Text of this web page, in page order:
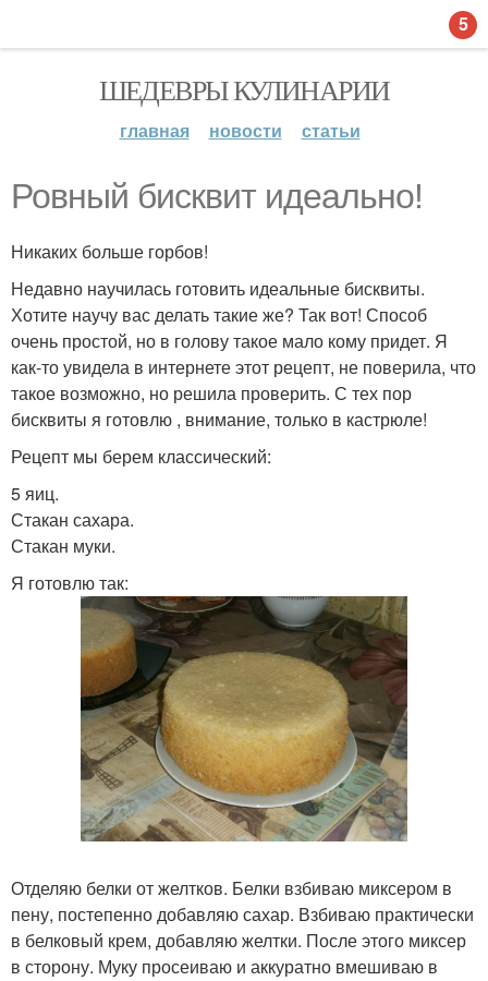
ШЕДЕВРЫ КУЛИНАРИИ
главная новости статьи
Ровный бисквит идеально!
Никаких больше горбов!
Недавно научилась готовить идеальные бисквиты.
Хотите научу вас делать такие же? Так вот! Способ
очень простой, но в голову такое мало кому придет. Я
как-то увидела в интернете этот рецепт, не поверила, что
такое возможно, но решила проверить. С тех пор
бисквиты я готовлю , внимание, только в кастрюле!
Рецепт мы берем классический:
5 яиц.
Стакан сахара.
Стакан муки.
Я готовлю так:
Отделяю белки от желтков. Белки взбиваю миксером в
пену, постепенно добавляю сахар. Взбиваю практически
в белковый крем, добавляю желтки. После этого миксер
в сторону. Муку просеиваю и аккуратно вмешиваю в
5